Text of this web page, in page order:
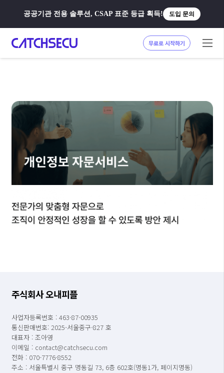
공공기관 전용 솔루션, CSAP 표준 등급 획득! 도입 문의
무료로 시작하기
주식회사 오내피플
사업자등록번호 : 463-87-00935
통신판매번호: 2025-서울중구-827 호
대표자 : 조아영
이메일 : contact@catchsecu.com
전화 : 070-7776-8552
주소 : 서울특별시 중구 명동길 73, 6층 602호(명동1가, 페이지명동)